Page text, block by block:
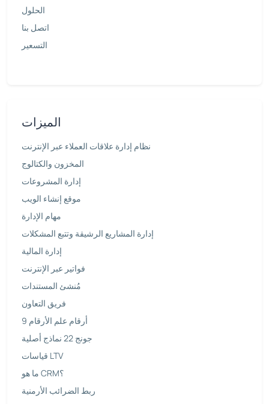
الحلول
اتصل بنا
التسعير
الميزات
نظام إدارة علاقات العملاء عبر الإنترنت
المخزون والكتالوج
إدارة المشروعات
موقع إنشاء الويب
مهام الإدارة
إدارة المشاريع الرشيقة وتتبع المشكلات
إدارة المالية
فواتير عبر الإنترنت
مُنشئ المستندات
فريق التعاون
9 أرقام علم الأرقام
جونج 22 نماذج أصلية
قياسات LTV
ما هو CRM؟
ربط الضرائب الأرمنية